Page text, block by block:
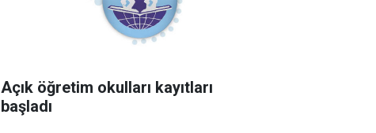
Açık öğretim okulları kayıtları
başladı